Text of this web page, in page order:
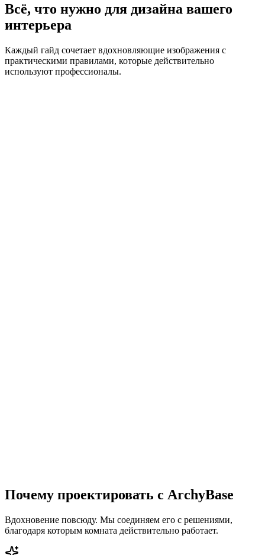
Всё, что нужно для дизайна вашего
интерьера
Каждый гайд сочетает вдохновляющие изображения с
практическими правилами, которые действительно
используют профессионалы.
Попробовать ИИ-дизайн интерьера
Почему проектировать с ArchyBase
Вдохновение повсюду. Мы соединяем его с решениями,
благодаря которым комната действительно работает.